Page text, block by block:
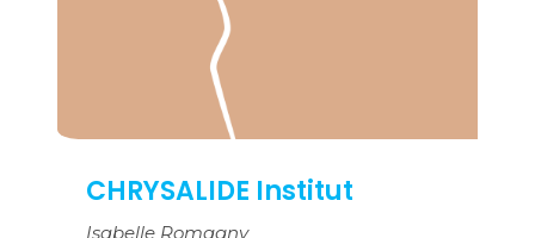
CHRYSALIDE Institut
Isabelle Romagny